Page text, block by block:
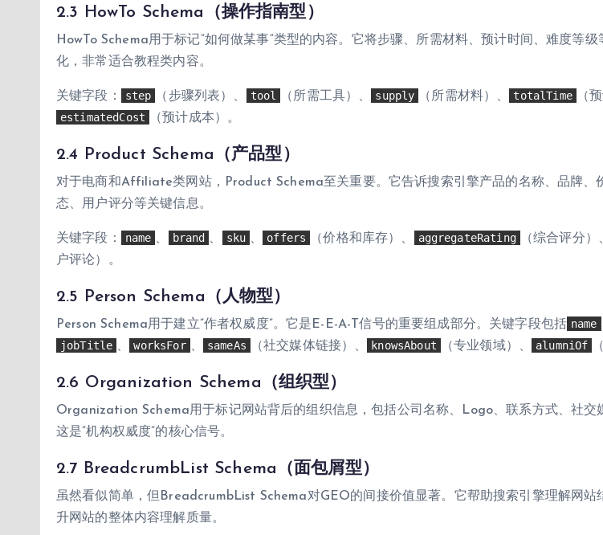
2.3 HowTo Schema（操作指南型）
HowTo Schema用于标记”如何做某事”类型的内容。它将步骤、所需材料、预计时间、难度等级
化，非常适合教程类内容。
关键字段： step （步骤列表）、 tool （所需工具）、 supply （所需材料）、 totalTime
（
estimatedCost
（预计成本）。
2.4 Product Schema（产品型）
对于电商和Affiliate类网站，Product Schema至关重要。它告诉搜索引擎产品的名称、品牌、
态、用户评分等关键信息。
关键字段： name 、 brand 、 sku 、 offers （价格和库存）、 aggregateRating （综合评分）
户评论）。
2.5 Person Schema（人物型）
Person Schema用于建立”作者权威度”。它是E-E-A-T信号的重要组成部分。关键字段包括 name
jobTitle 、 worksFor 、 sameAs （社交媒体链接）、 knowsAbout （专业领域）、 alumniOf
2.6 Organization Schema（组织型）
Organization Schema用于标记网站背后的组织信息，包括公司名称、Logo、联系方式、社交
这是”机构权威度”的核心信号。
2.7 BreadcrumbList Schema（面包屑型）
虽然看似简单，但BreadcrumbList Schema对GEO的间接价值显著。它帮助搜索引擎理解网站
升网站的整体内容理解质量。